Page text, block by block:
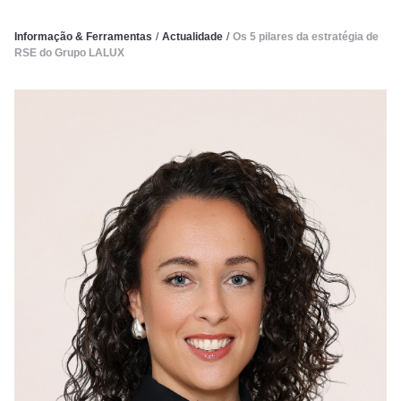
Informação & Ferramentas / Actualidade / Os 5 pilares da estratégia de
RSE do Grupo LALUX